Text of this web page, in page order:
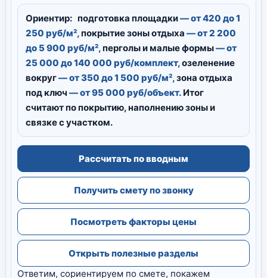
Ориентир: подготовка площадки— от 420 до 1
250 руб/м²,покрытие зоны отдыха — от 2 200
до 5 900 руб/м²,перголы и малые формы— от
25 000 до 140 000 руб/комплект,озеленение
вокруг— от 350 до 1 500 руб/м²,зона отдыха
под ключ — от 95 000 руб/объект. Итог
считают по покрытию, наполнению зоны и
связке с участком.
Рассчитать по вводным
Получить смету по звонку
Посмотреть факторы цены
Открыть полезные разделы
Ответим, сориентируем по смете, покажем